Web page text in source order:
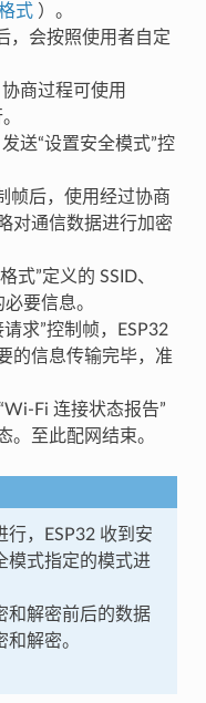
式）。
，会按照使用者自定
商过程可使用
送“设置安全模式”控
帧后，使用经过协商
对通信数据进行加密
式”定义的 SSID、
要信息。
求”控制帧，ESP32
的信息传输完毕，准
Fi 连接状态报告”
。至此配网结束。
，ESP32 收到安
模式指定的模式进
和解密前后的数据
解密。